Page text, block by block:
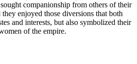
companionship from others of their
enjoyed those diversions that both
and interests, but also symbolized their
of the empire.